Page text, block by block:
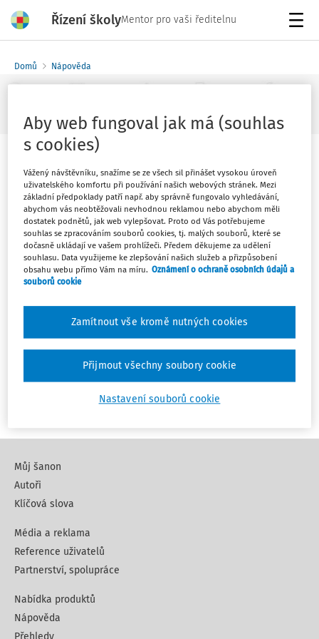
Řízení školyMentor pro vaši ředitelnu
Domů Nápověda
Rozšířené vyhledávání
Kde najdu faktury?
Faktury ke stažení najdete na "Můj profil" v části "Moje
faktury".
V případě jakýchkoliv dotazů kontaktujte naše
zákaznické oddělení.
Volejte v pracovní dny 8-17 hodin:
246 040 400
Můj šanon
Autoři
Klíčová slova
Média a reklama
Reference uživatelů
Partnerství, spolupráce
Nabídka produktů
Nápověda
Přehledy
Aby web fungoval jak má (souhlas
s cookies)
Vážený návštěvníku, snažíme se ze všech sil přinášet vysokou úroveň
uživatelského komfortu při používání našich webových stránek. Mezi
základní předpoklady patří např. aby správně fungovalo vyhledávání,
abychom vás neobtěžovali nevhodnou reklamou nebo abychom měli
dostatek podnětů, jak web vylepšovat. Proto od Vás potřebujeme
souhlas se zpracováním souborů cookies, tj. malých souborů, které se
dočasně ukládají ve vašem prohlížeči. Předem děkujeme za udělení
souhlasu. Data využijeme ke zlepšování našich služeb a přizpůsobení
obsahu webu přímo Vám na míru. Oznámení o ochraně osobních údajů a
souborů cookie
Nastavení souborů cookie
Zamítnout vše kromě nutných cookies
Přijmout všechny soubory cookie